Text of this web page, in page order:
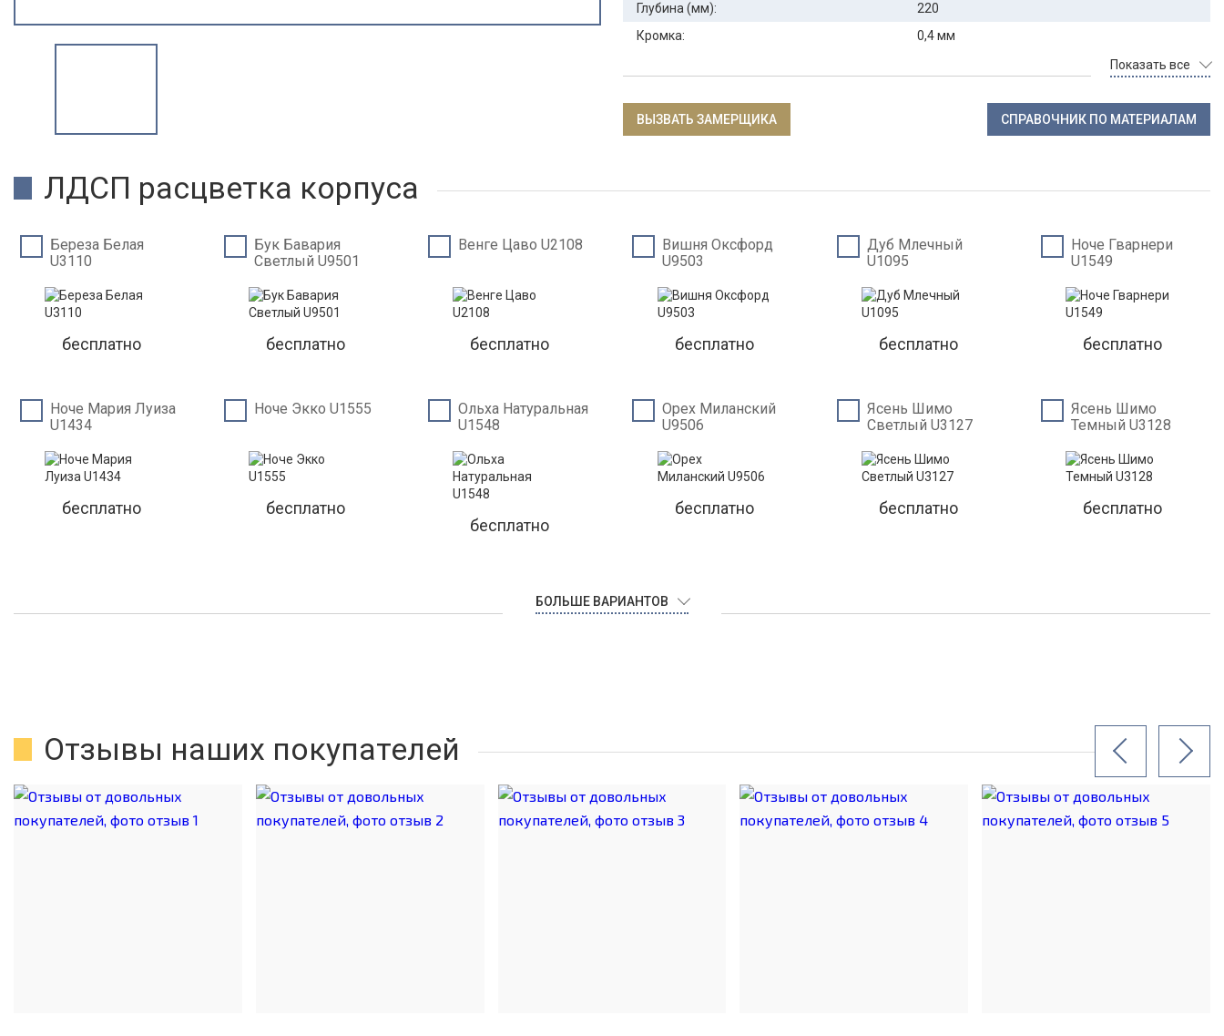
Глубина (мм):
220
Кромка:
0,4 мм
Показать все
ВЫЗВАТЬ ЗАМЕРЩИКА СПРАВОЧНИК ПО МАТЕРИАЛАМ
ЛДСП расцветка корпуса
Береза Белая
U3110
бесплатно
Бук Бавария
Светлый U9501
бесплатно
Венге Цаво U2108
бесплатно
Вишня Оксфорд
U9503
бесплатно
Дуб Млечный
U1095
бесплатно
Ноче Гварнери
U1549
бесплатно
Ноче Мария Луиза
U1434
бесплатно
Ноче Экко U1555
бесплатно
Ольха Натуральная
U1548
бесплатно
Орех Миланский
U9506
бесплатно
Ясень Шимо
Светлый U3127
бесплатно
Ясень Шимо
Темный U3128
бесплатно
БОЛЬШЕ ВАРИАНТОВ
Отзывы наших покупателей